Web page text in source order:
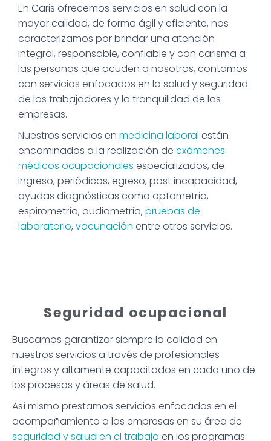
En Caris ofrecemos servicios en salud con la
mayor calidad, de forma ágil y eficiente, nos
caracterizamos por brindar una atención
integral, responsable, confiable y con carisma a
las personas que acuden a nosotros, contamos
con servicios enfocados en la salud y seguridad
de los trabajadores y la tranquilidad de las
empresas.
Nuestros servicios en medicina laboral están
encaminados a la realización de exámenes
médicos ocupacionales especializados, de
ingreso, periódicos, egreso, post incapacidad,
ayudas diagnósticas como optometría,
espirometría, audiometría, pruebas de
laboratorio, vacunación entre otros servicios.
Seguridad ocupacional
Buscamos garantizar siempre la calidad en
nuestros servicios a través de profesionales
íntegros y altamente capacitados en cada uno de
los procesos y áreas de salud.
Así mismo prestamos servicios enfocados en el
acompañamiento a las empresas en su área de
seguridad y salud en el trabajo en los programas